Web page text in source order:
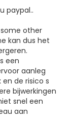
paypal..
other
kan dus het
een
aanleg
de risico s
bijwerkingen
snel een
aan